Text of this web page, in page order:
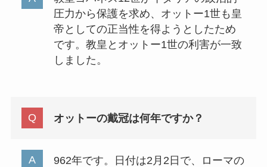
圧力から保護を求め、オットー1世も皇
帝としての正当性を得ようとしたため
です。教皇とオットー1世の利害が一致
しました。
オットーの戴冠は何年ですか？
962年です。日付は2月2日で、ローマの